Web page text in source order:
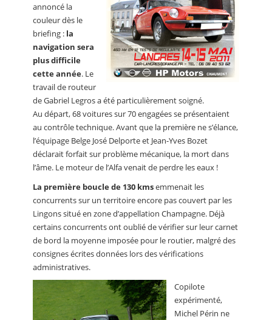
annoncé la
couleur dès le
briefing : la
navigation sera
plus difficile
cette année. Le
travail de routeur
de Gabriel Legros a été particulièrement soigné.
Au départ, 68 voitures sur 70 engagées se présentaient
au contrôle technique. Avant que la première ne s’élance,
l’équipage Belge José Delporte et Jean-Yves Bozet
déclarait forfait sur problème mécanique, la mort dans
l’âme. Le moteur de l’Alfa venait de perdre les eaux !
La première boucle de 130 kmsemmenait les
concurrents sur un territoire encore pas couvert par les
Lingons situé en zone d’appellation Champagne. Déjà
certains concurrents ont oublié de vérifier sur leur carnet
de bord la moyenne imposée pour le routier, malgré des
consignes écrites données lors des vérifications
administratives.
Copilote
expérimenté,
Michel Périn ne